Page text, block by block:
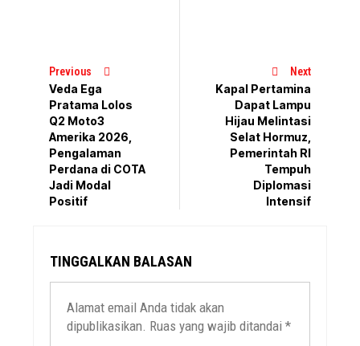
Previous
Veda Ega
Pratama Lolos
Q2 Moto3
Amerika 2026,
Pengalaman
Perdana di COTA
Jadi Modal
Positif
Next
Kapal Pertamina
Dapat Lampu
Hijau Melintasi
Selat Hormuz,
Pemerintah RI
Tempuh
Diplomasi
Intensif
TINGGALKAN BALASAN
Alamat email Anda tidak akan
dipublikasikan. Ruas yang wajib ditandai*